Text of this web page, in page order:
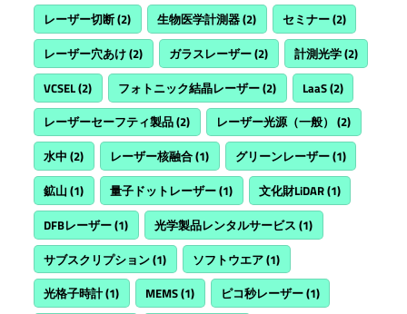
レーザー切断(2) 生物医学計測器(2) セミナー(2)
レーザー穴あけ(2) ガラスレーザー(2) 計測光学(2)
VCSEL(2) フォトニック結晶レーザー(2) LaaS(2)
レーザーセーフティ製品(2) レーザー光源（一般） (2)
水中 (2) レーザー核融合(1) グリーンレーザー(1)
鉱山 (1) 量子ドットレーザー(1) 文化財LiDAR(1)
DFBレーザー(1) 光学製品レンタルサービス (1)
サブスクリプション(1) ソフトウエア(1)
光格子時計(1) MEMS(1) ピコ秒レーザー(1)